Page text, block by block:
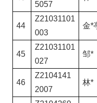
5057
44
Z21031101
003
金*
45
Z21031101
027
邹*
46
Z2104141
2007
林*